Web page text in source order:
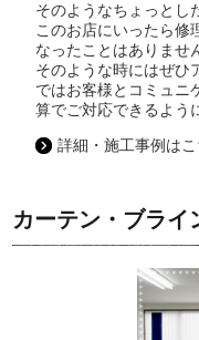
そのようなちょっとし
このお店にいったら修
なったことはありませ
そのような時にはぜひ
ではお客様とコミュニ
算でご対応できるよう
詳細・施工事例は
カーテン・ブライ